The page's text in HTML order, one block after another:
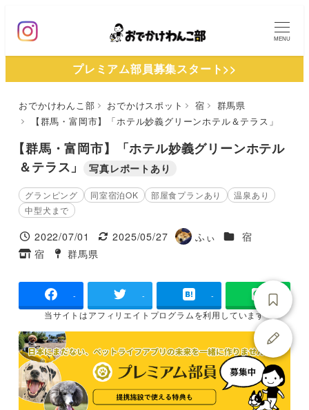
ン
MENU
プレミアム部員募集スタート>>
おでかけわんこ部 おでかけスポット 宿
群馬県
【群馬・富岡市】「ホテル妙義グリーンホテル＆テラス」
【群馬・富岡市】「ホテル妙義グリーンホテル
＆テラス」
写真レポートあり
グランピング 同室宿泊OK 部屋食プランあり
温泉あり
中型犬まで
投稿日
2022/07/01
更新日
2025/05/27
著
ふぃ 施設ジャンル
宿
タグ
宿
タグ
群馬県
- - -
当サイトはアフィリエイトプログラムを利用しています